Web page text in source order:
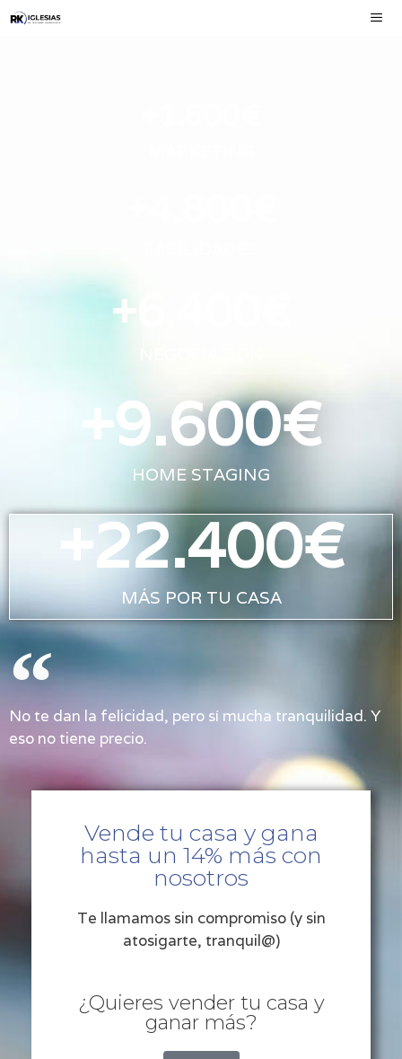
+
HOME STAGING
+9.600€
MÁS POR TU CASA
+22.400€
No te dan la felicidad, pero sí mucha tranquilidad. Y
eso no tiene precio.
Vende tu casa y gana
hasta un 14% más con
nosotros
Te llamamos sin compromiso (y sin
atosigarte, tranquil@)
¿Quieres vender tu casa y
ganar más?